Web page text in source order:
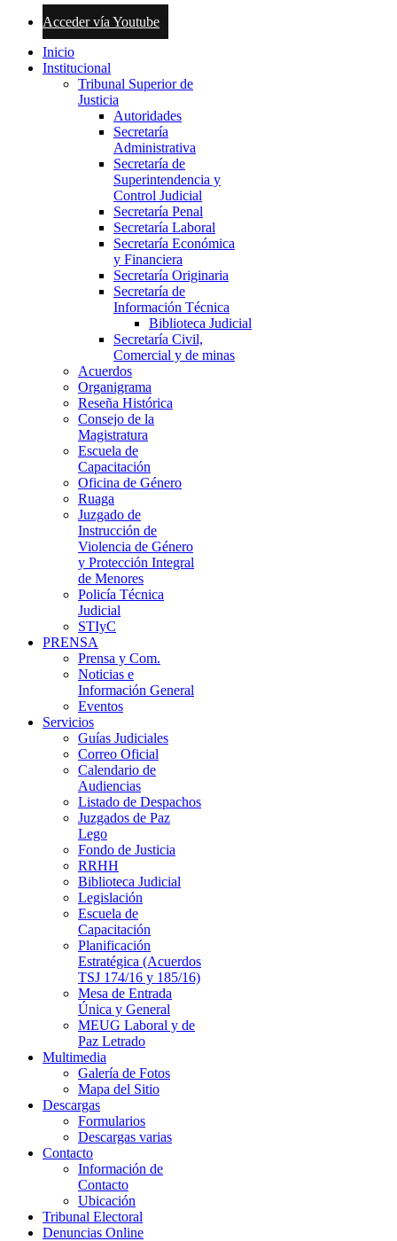
Acceder vía Youtube
Inicio
Institucional
Tribunal Superior de
Justicia
Autoridades
Secretaría
Administrativa
Secretaría de
Superintendencia y
Control Judicial
Secretaría Penal
Secretaría Laboral
Secretaría Económica
y Financiera
Secretaría Originaria
Secretaría de
Información Técnica
Biblioteca Judicial
Secretaría Civil,
Comercial y de minas
Acuerdos
Organigrama
Reseña Histórica
Consejo de la
Magistratura
Escuela de
Capacitación
Oficina de Género
Ruaga
Juzgado de
Instrucción de
Violencia de Género
y Protección Integral
de Menores
Policía Técnica
Judicial
STIyC
PRENSA
Prensa y Com.
Noticias e
Información General
Eventos
Servicios
Guías Judiciales
Correo Oficial
Calendario de
Audiencias
Listado de Despachos
Juzgados de Paz
Lego
Fondo de Justicia
RRHH
Biblioteca Judicial
Legislación
Escuela de
Capacitación
Planificación
Estratégica (Acuerdos
TSJ 174/16 y 185/16)
Mesa de Entrada
Única y General
MEUG Laboral y de
Paz Letrado
Multimedia
Galería de Fotos
Mapa del Sitio
Descargas
Formularios
Descargas varias
Contacto
Información de
Contacto
Ubicación
Tribunal Electoral
Denuncias Online